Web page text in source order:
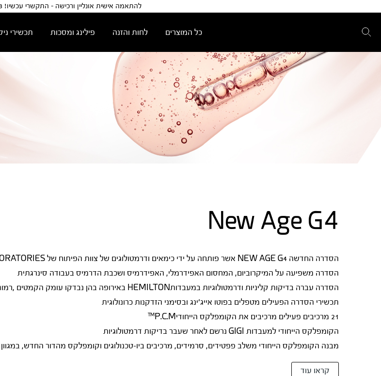
להתאמה אישית אונליין ורכישה - התקשרי עכשיו! 03-9155683
כל המוצרים לחות והזנה פילינג ומסכות תכשירי
New Age G4
הסדרה משפיעה על המיקרוביום, המחסום האפידרמלי, האפידרמיס ושכבת הדרמיס בעבודה סינרגתית
הסדרה עברה בדיקות קליניות ודרמטולוגיות במעבדותHEMILTON באירופה בהן נבדקו עומק הקמטים ,רמות הלחות ומוצקות העור
תכשירי הסדרה הפעילים מטפלים בפוטו אייג'ינג ובסימני הזדקנות כרונולוגית
21 מרכיבים פעילים מרכיבים את הקומפלקס הייחודיP.C.M™
הקומפלקס הייחודי למעבדות GIGI נרשם לאחר שעבר בדיקות דרמטולוגיות
מבנה הקומפלקס הייחודי משלב פפטידים, סרמידים, מרכיבים ביו-טכנולוגים וקומפלקס מהדור החדש,
קראו עוד